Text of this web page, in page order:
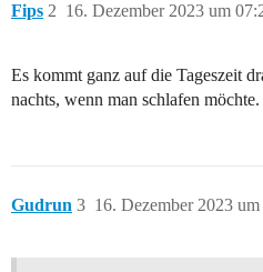
Fips 16. Dezember 2023 um
2
Es kommt ganz auf die Tageszeit
nachts, wenn man schlafen möchte.
Gudrun 16. Dezember 2023
3